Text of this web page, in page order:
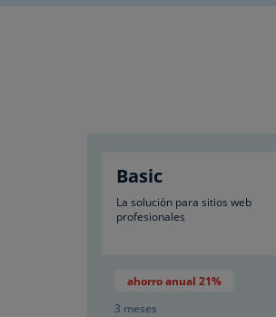
Basic
La solución para sitios web
profesionales
ahorro anual 21%
3 meses